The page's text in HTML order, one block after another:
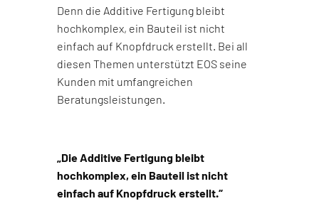
Denn die Additive Fertigung bleibt
hochkomplex, ein Bauteil ist nicht
einfach auf Knopfdruck erstellt. Bei all
diesen Themen unterstützt EOS seine
Kunden mit umfangreichen
Beratungsleistungen.
„Die Additive Fertigung bleibt
hochkomplex, ein Bauteil ist nicht
einfach auf Knopfdruck erstellt.“